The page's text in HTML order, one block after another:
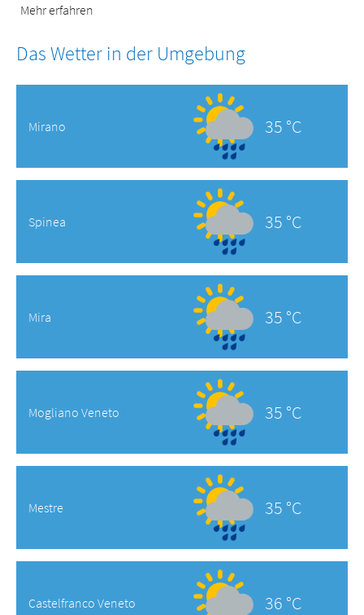
Mehr erfahren
Das Wetter in der Umgebung
Mirano 35 °C
Spinea 35 °C
Mira 35 °C
Mogliano Veneto 35 °C
Mestre 35 °C
Castelfranco Veneto 36 °C